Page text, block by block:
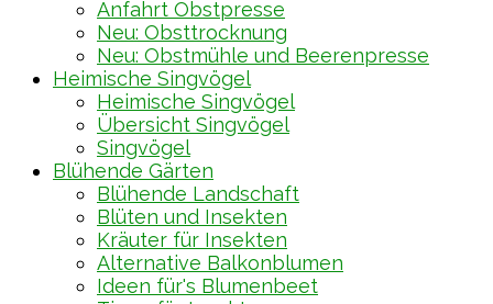
Anfahrt Obstpresse
Neu: Obsttrocknung
Neu: Obstmühle und Beerenpresse
Heimische Singvögel
Heimische Singvögel
Übersicht Singvögel
Singvögel
Blühende Gärten
Blühende Landschaft
Blüten und Insekten
Kräuter für Insekten
Alternative Balkonblumen
Ideen für's Blumenbeet